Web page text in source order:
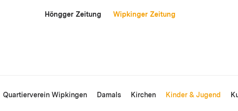
Höngger Zeitung Wipkinger Zeitung
Quartierverein Wipkingen Damals Kirchen Kinder & Jugend